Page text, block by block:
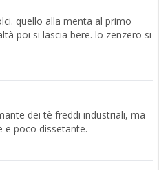
quello alla menta al primo
poi si lascia bere. lo zenzero si
dei tè freddi industriali, ma
e poco dissetante.